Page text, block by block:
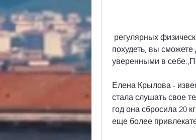
похудеть, вы
уверенными в
Елена Крылова -
стала слушать свое
год она сбросила 20
еще более